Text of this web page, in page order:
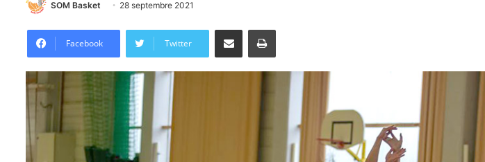
SOM Basket 28 septembre 2021
Facebook Twitter